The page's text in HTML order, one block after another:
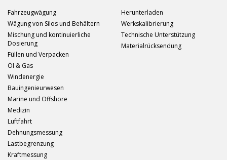
Fahrzeugwägung
Wägung von Silos und Behältern
Mischung und kontinuierliche
Dosierung
Füllen und Verpacken
Öl & Gas
Windenergie
Bauingenieurwesen
Marine und Offshore
Medizin
Luftfahrt
Dehnungsmessung
Lastbegrenzung
Kraftmessung
Herunterladen
Werkskalibrierung
Technische Unterstützung
Materialrücksendung